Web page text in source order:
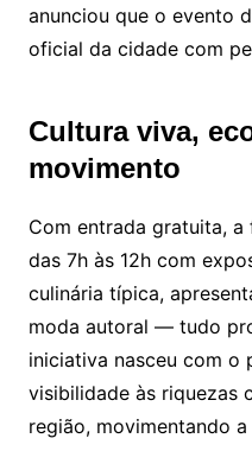
anunciou que o evento
oficial da cidade com
Cultura viva,
movimento
Com entrada gratuita,
das 7h às 12h com
culinária típica,
moda autoral — tudo
iniciativa nasceu com o
visibilidade às riquezas
região, movimentando